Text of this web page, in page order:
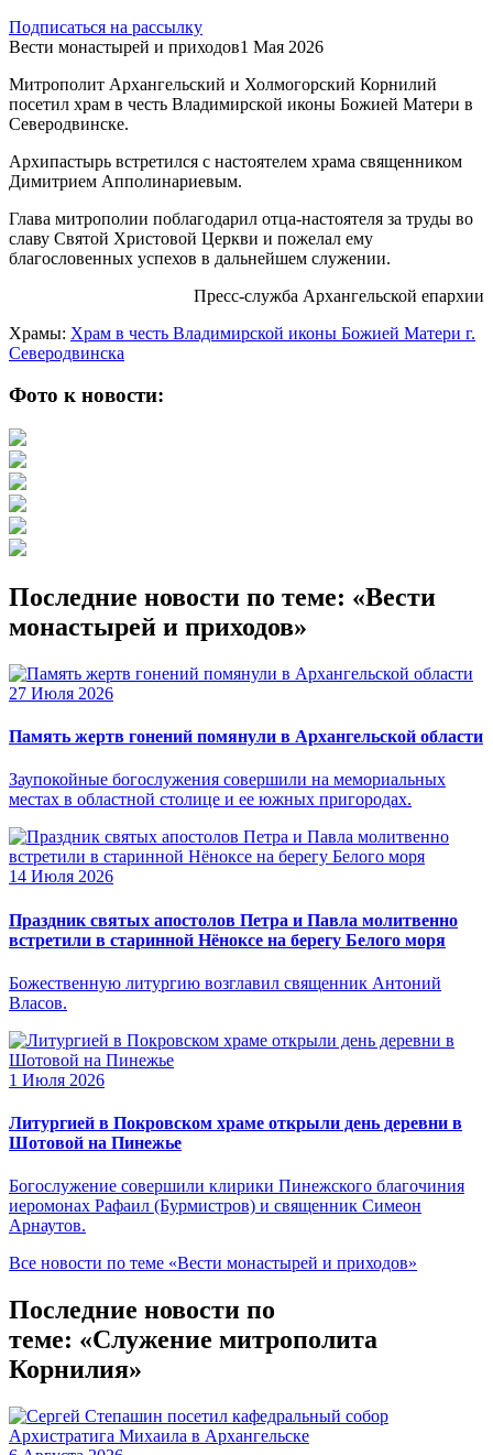
Подписаться на рассылку
Вести монастырей и приходов1 Мая 2026
Митрополит Архангельский и Холмогорский Корнилий
посетил храм в честь Владимирской иконы Божией Матери в
Северодвинске.
Архипастырь встретился с настоятелем храма священником
Димитрием Апполинариевым.
Глава митрополии поблагодарил отца-настоятеля за труды во
славу Святой Христовой Церкви и пожелал ему
благословенных успехов в дальнейшем служении.
Пресс-служба Архангельской епархии
Храмы: Храм в честь Владимирской иконы Божией Матери г.
Северодвинска
Фото к новости:
Последние новости по теме: «Вести
монастырей и приходов»
27 Июля 2026
Память жертв гонений помянули в Архангельской области
Заупокойные богослужения совершили на мемориальных
местах в областной столице и ее южных пригородах.
14 Июля 2026
Праздник святых апостолов Петра и Павла молитвенно
встретили в старинной Нёноксе на берегу Белого моря
Божественную литургию возглавил священник Антоний
Власов.
1 Июля 2026
Литургией в Покровском храме открыли день деревни в
Шотовой на Пинежье
Богослужение совершили клирики Пинежского благочиния
иеромонах Рафаил (Бурмистров) и священник Симеон
Арнаутов.
Все новости по теме «Вести монастырей и приходов»
Последние новости по
теме: «Служение митрополита
Корнилия»